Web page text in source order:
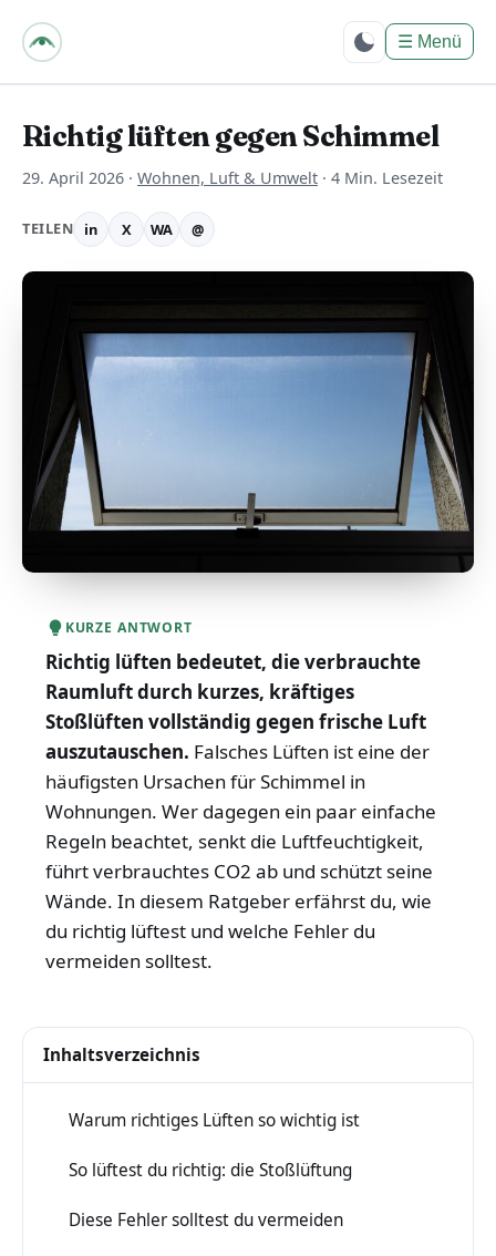
☰ Menü
Richtig lüften gegen Schimmel
29. April 2026 · Wohnen, Luft & Umwelt · 4 Min. Lesezeit
TEILEN in X WA @
KURZE ANTWORT
Richtig lüften bedeutet, die verbrauchte
Raumluft durch kurzes, kräftiges
Stoßlüften vollständig gegen frische Luft
auszutauschen. Falsches Lüften ist eine der
häufigsten Ursachen für Schimmel in
Wohnungen. Wer dagegen ein paar einfache
Regeln beachtet, senkt die Luftfeuchtigkeit,
führt verbrauchtes CO2 ab und schützt seine
Wände. In diesem Ratgeber erfährst du, wie
du richtig lüftest und welche Fehler du
vermeiden solltest.
Inhaltsverzeichnis
Warum richtiges Lüften so wichtig ist
So lüftest du richtig: die Stoßlüftung
Diese Fehler solltest du vermeiden